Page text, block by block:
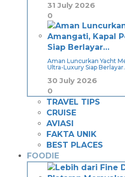
31 July 2026
0
Aman Luncurkan Yacht
Ultra-Luxury Siap
30 July 2026
0
TRAVEL TIPS
CRUISE
AVIASI
FAKTA UNIK
BEST PLACES
FOODIE